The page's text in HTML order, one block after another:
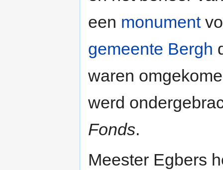
een monument
gemeente Bergh
waren
werd
Fonds.
Meester Egbers